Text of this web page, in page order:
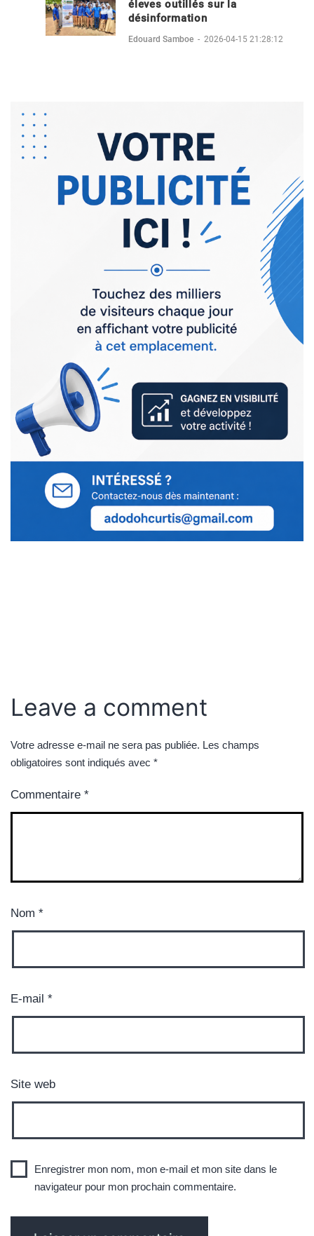
éleves outillés sur la
désinformation
Edouard Samboe - 2026-04-15 21:28:12
Leave a comment
Votre adresse e-mail ne sera pas publiée. Les champs
obligatoires sont indiqués avec *
Commentaire *
Nom *
E-mail *
Site web
Enregistrer mon nom, mon e-mail et mon site dans le
navigateur pour mon prochain commentaire.